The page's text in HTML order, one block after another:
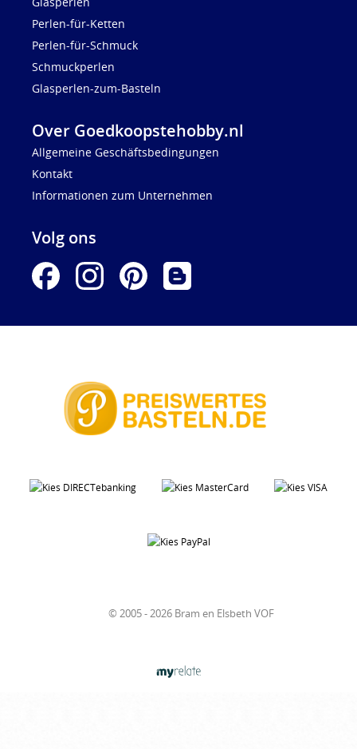
Perlen-für-Ketten
Perlen-für-Schmuck
Schmuckperlen
Glasperlen-zum-Basteln
Over Goedkoopstehobby.nl
Allgemeine Geschäftsbedingungen
Kontakt
Informationen zum Unternehmen
Volg ons
© 2005 - 2026 Bram en Elsbeth VOF